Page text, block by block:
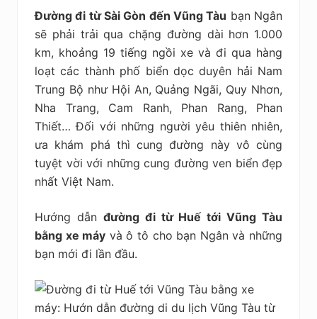
Đường đi từ Sài Gòn đến Vũng Tàu bạn Ngân
sẽ phải trải qua chặng đường dài hơn 1.000
km, khoảng 19 tiếng ngồi xe và đi qua hàng
loạt các thành phố biển dọc duyên hải Nam
Trung Bộ như Hội An, Quảng Ngãi, Quy Nhơn,
Nha Trang, Cam Ranh, Phan Rang, Phan
Thiết… Đối với những người yêu thiên nhiên,
ưa khám phá thì cung đường này vô cùng
tuyệt vời với những cung đường ven biển đẹp
nhất Việt Nam.
Hướng dẫn đường đi từ Huế tới Vũng Tàu
bằng xe máy và ô tô cho bạn Ngân và những
bạn mới đi lần đầu.